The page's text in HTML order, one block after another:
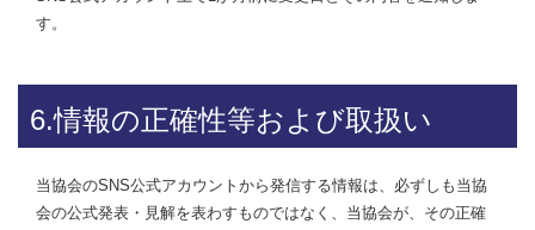
す。
6.情報の正確性等および取扱い
当協会のSNS公式アカウントから発信する情報は、必ずしも当協
会の公式発表・見解を表わすものではなく、当協会が、その正確